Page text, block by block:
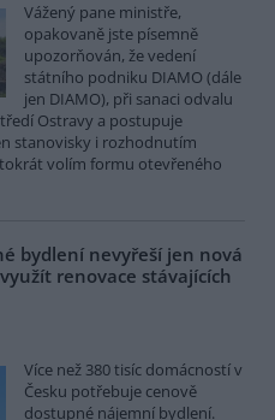
Vážený pane ministře,
opakovaně jste písemně
upozorňován, že vedení
státního podniku DIAMO (dále
jen DIAMO), při sanaci odvalu
Ostravy a postupuje
stanovisky i rozhodnutím
volím formu otevřeného
bydlení nevyřeší jen nová
renovace stávajících
Více než 380 tisíc domácností v
Česku potřebuje cenově
dostupné nájemní bydlení.